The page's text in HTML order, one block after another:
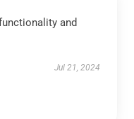
and
Jul 21, 2024